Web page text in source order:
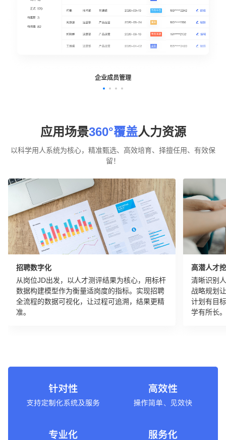
企业成员管理
应用场景360°覆盖人力资源
以科学用人系统为核心，精准甄选、高效培育、择擅任用、有效保
留！
招聘数字化
从岗位JD出发，以人才测评结果为核心，用标杆
数据构建模型作为衡量适岗度的指标。实现招聘
全流程的数据可视化，让过程可追溯，结果更精
准。
高潜人才
清晰识别
战略规划
计划有目
学有所长。